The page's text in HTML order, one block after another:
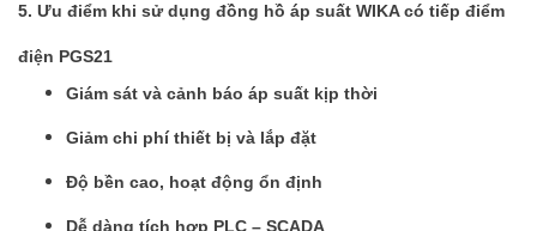
5. Ưu điểm khi sử dụng đồng hồ áp suất WIKA có tiếp điểm
điện PGS21
Giám sát và cảnh báo áp suất kịp thời
Giảm chi phí thiết bị và lắp đặt
Độ bền cao, hoạt động ổn định
Dễ dàng tích hợp PLC – SCADA